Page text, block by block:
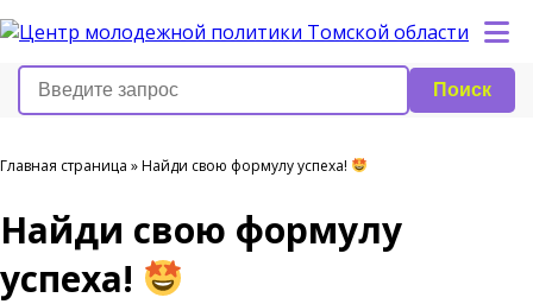
Поиск
Главная страница »Найди свою формулу успеха!
Найди свою формулу
успеха!